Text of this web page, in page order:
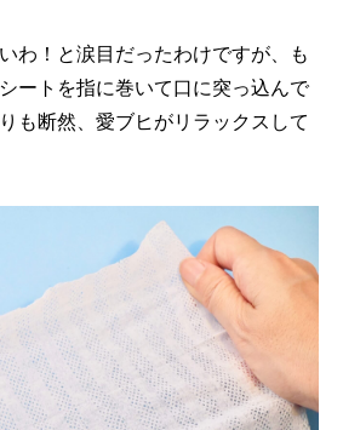
わ！と涙目だったわけですが、も
ートを指に巻いて口に突っ込んで
も断然、愛ブヒがリラックスして